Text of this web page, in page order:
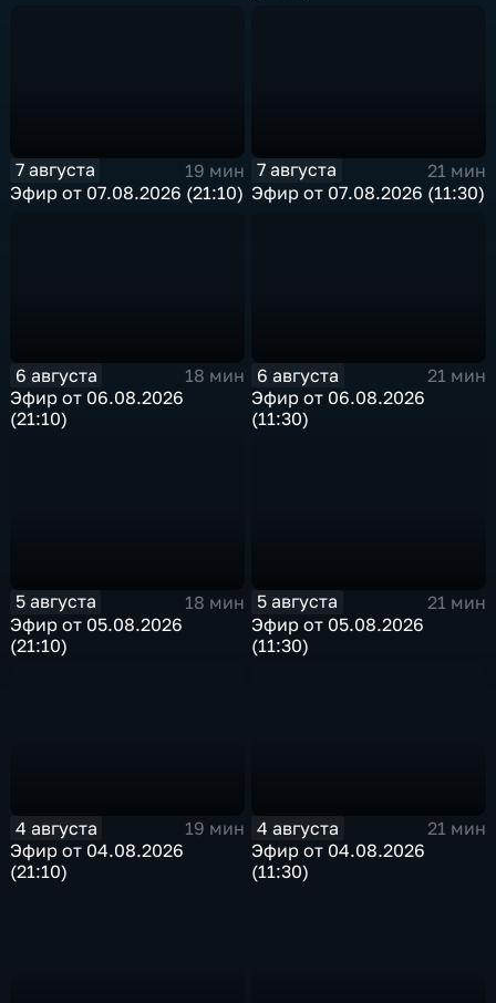
7 августа
19 мин
Эфир от 07.08.2026 (21:10)
7 августа
21 мин
Эфир от 07.08.2026 (11:30)
6 августа
18 мин
Эфир от 06.08.2026
(21:10)
6 августа
21 мин
Эфир от 06.08.2026
(11:30)
5 августа
18 мин
Эфир от 05.08.2026
(21:10)
5 августа
21 мин
Эфир от 05.08.2026
(11:30)
4 августа
19 мин
Эфир от 04.08.2026
(21:10)
4 августа
21 мин
Эфир от 04.08.2026
(11:30)